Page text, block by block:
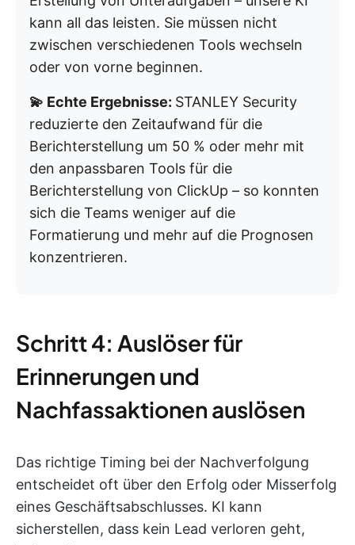
kann all das leisten. Sie müssen nicht
zwischen verschiedenen Tools wechseln
oder von vorne beginnen.
💫 Echte Ergebnisse: STANLEY Security
reduzierte den Zeitaufwand für die
Berichterstellung um 50 % oder mehr mit
den anpassbaren Tools für die
Berichterstellung von ClickUp – so konnten
sich die Teams weniger auf die
Formatierung und mehr auf die Prognosen
konzentrieren.
Schritt 4: Auslöser für
Erinnerungen und
Nachfassaktionen auslösen
Das richtige Timing bei der Nachverfolgung
entscheidet oft über den Erfolg oder Misserfolg
eines Geschäftsabschlusses. KI kann
sicherstellen, dass kein Lead verloren geht,